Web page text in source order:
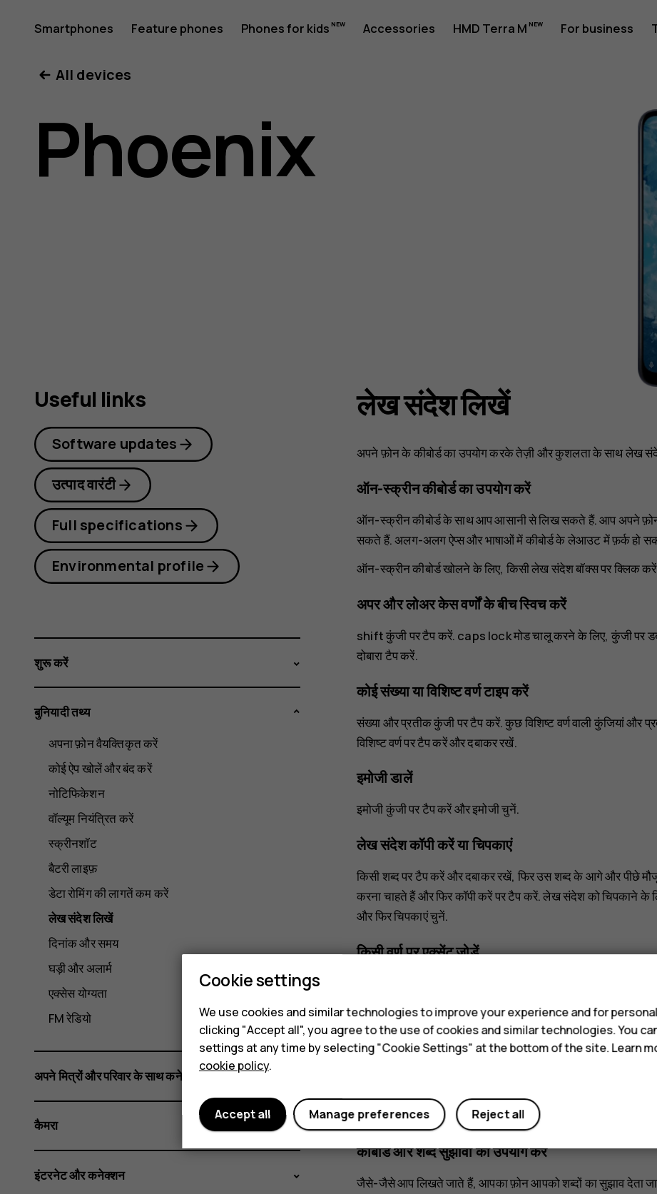
Nokia
8.1
user
Smartphones Feature phones Phones for kids Accessories HMD Terra M For business
All devices
Phoenix
लेख संदेश लिखें
अपने फ़ोन के कीबोर्ड का उपयोग करके तेज़ी और कुशलता के साथ लेख
ऑन-स्क्रीन कीबोर्ड का उपयोग करें
ऑन-स्क्रीन कीबोर्ड के साथ आप आसानी से लिख सकते हैं. आप अपने फ़ोन
सकते हैं. अलग-अलग ऐप्स और भाषाओं में कीबोर्ड के लेआउट में फ़र्क हो
ऑन-स्क्रीन कीबोर्ड खोलने के लिए, किसी लेख संदेश बॉक्स पर क्लिक
अपर और लोअर केस वर्णों के बीच स्विच करें
shift कुंजी पर टैप करें. caps lock मोड चालू करने के लिए, कुंजी पर
दोबारा टैप करें.
कोई संख्या या विशिष्ट वर्ण टाइप करें
संख्या और प्रतीक कुंजी पर टैप करें. कुछ विशिष्ट वर्ण वाली कुंजियां और
विशिष्ट वर्ण पर टैप करें और दबाकर रखें.
इमोजी डालें
इमोजी कुंजी पर टैप करें और इमोजी चुनें.
लेख संदेश कॉपी करें या चिपकाएं
किसी शब्द पर टैप करें और दबाकर रखें, फिर उस शब्द के आगे और पीछे
करना चाहते हैं और फिरकॉपी करेंपर टैप करें. लेख संदेश को चिपकाने के
और फिरचिपकाएंचुनें.
किसी वर्ण पर एक्सेंट जोड़ें
यदि आपके कीबोर्ड द्वारा समर्थित है, तो वर्ण पर टैप करें और दबाकर रखें
कोई वर्ण हटाएं
backspace कुंजी पर टैप करें.
आपके द्वारा अभी-अभी लिखा गया शब्द संपादित करने के लिए, शब्द पर
कीबोर्ड और शब्द सुझावों का उपयोग करें
जैसे-जैसे आप लिखते जाते हैं, आपका फ़ोन आपको शब्दों का सुझाव देता
Useful links
Software updates
उत्पाद वारंटी
Full specifications
Environmental profile
शुरू करें
बुनियादी तथ्य
अपना फ़ोन वैयक्तिकृत करें
कोई ऐप खोलें और बंद करें
नोटिफिकेशन
वॉल्यूम नियंत्रित करें
स्क्रीनशॉट
बैटरी लाइफ़
डेटा रोमिंग की लागतें कम करें
लेख संदेश लिखें
दिनांक और समय
घड़ी और अलार्म
एक्सेस योग्यता
FM रेडियो
अपने मित्रों और परिवार के साथ कनेक्ट करें
कैमरा
इंटरनेट और कनेक्शन
Cookie settings
We use cookies and similar technologies to improve your experience and for
clicking "Accept all", you agree to the use of cookies and similar technologies. You
settings at any time by selecting "Cookie Settings" at the bottom of the site. Learn
cookie policy.
Reject all
Manage preferences
Accept all